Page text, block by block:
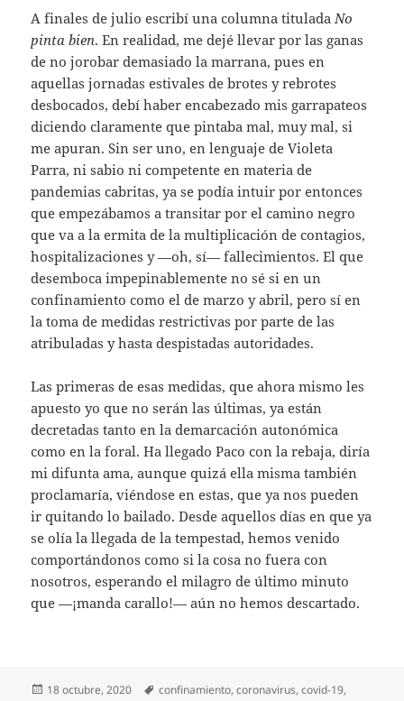
A finales de julio escribí una columna tituladaNo
pinta bien. En realidad, me dejé llevar por las ganas
de no jorobar demasiado la marrana, pues en
aquellas jornadas estivales de brotes y rebrotes
desbocados, debí haber encabezado mis garrapateos
diciendo claramente que pintaba mal, muy mal, si
me apuran. Sin ser uno, en lenguaje de Violeta
Parra, ni sabio ni competente en materia de
pandemias cabritas, ya se podía intuir por entonces
que empezábamos a transitar por el camino negro
que va a la ermita de la multiplicación de contagios,
hospitalizaciones y —oh, sí— fallecimientos. El que
desemboca impepinablemente no sé si en un
confinamiento como el de marzo y abril, pero sí en
la toma de medidas restrictivas por parte de las
atribuladas y hasta despistadas autoridades.
Las primeras de esas medidas, que ahora mismo les
apuesto yo que no serán las últimas, ya están
decretadas tanto en la demarcación autonómica
como en la foral. Ha llegado Paco con la rebaja, diría
mi difunta ama, aunque quizá ella misma también
proclamaría, viéndose en estas, que ya nos pueden
ir quitando lo bailado. Desde aquellos días en que ya
se olía la llegada de la tempestad, hemos venido
comportándonos como si la cosa no fuera con
nosotros, esperando el milagro de último minuto
que —¡manda carallo!— aún no hemos descartado.
Publicado
18 octubre, 2020 Etiquetas
confinamiento,coronavirus,covid-19,